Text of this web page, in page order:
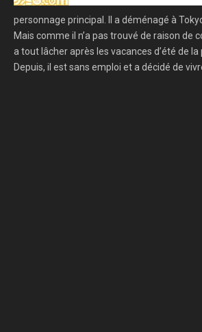
personnage principal. Il a déménagé à
Mais comme il n’a pas trouvé de raison de
a tout lâcher après les vacances d’été de la
Depuis, il est sans emploi et a décidé de